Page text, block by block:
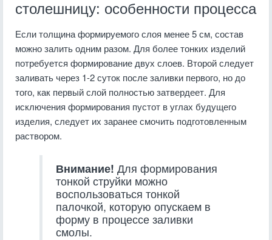
столешницу: особенности процесса
Если толщина формируемого слоя менее 5 см, состав
можно залить одним разом. Для более тонких изделий
потребуется формирование двух слоев. Второй следует
заливать через 1-2 суток после заливки первого, но до
того, как первый слой полностью затвердеет. Для
исключения формирования пустот в углах будущего
изделия, следует их заранее смочить подготовленным
раствором.
Внимание! Для формирования
тонкой струйки можно
воспользоваться тонкой
палочкой, которую опускаем в
форму в процессе заливки
смолы.